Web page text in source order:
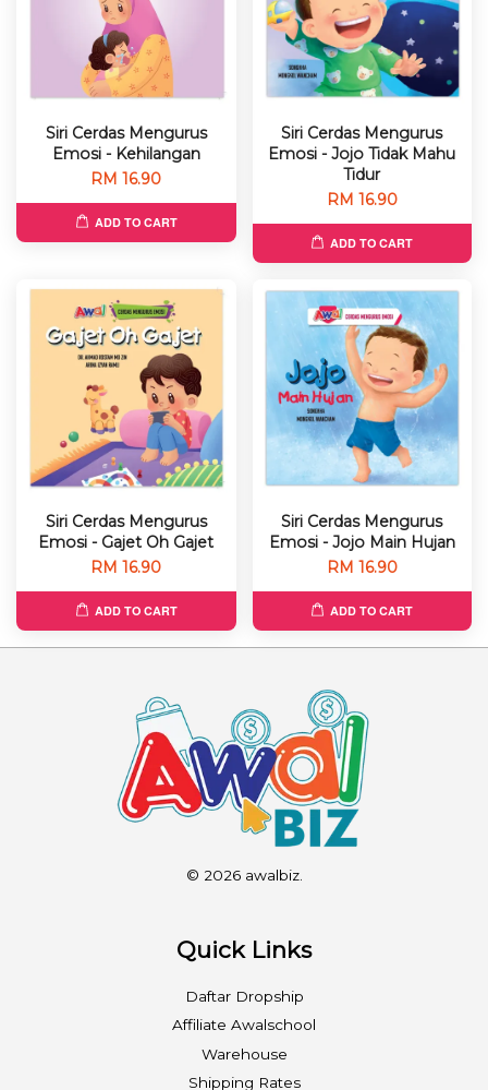
Siri Cerdas Mengurus
Emosi - Kehilangan
RM 16.90
ADD TO CART
Siri Cerdas Mengurus
Emosi - Jojo Tidak Mahu
Tidur
RM 16.90
ADD TO CART
Siri Cerdas Mengurus
Emosi - Gajet Oh Gajet
RM 16.90
ADD TO CART
Siri Cerdas Mengurus
Emosi - Jojo Main Hujan
RM 16.90
ADD TO CART
© 2026 awalbiz.
Quick Links
Daftar Dropship
Affiliate Awalschool
Warehouse
Shipping Rates